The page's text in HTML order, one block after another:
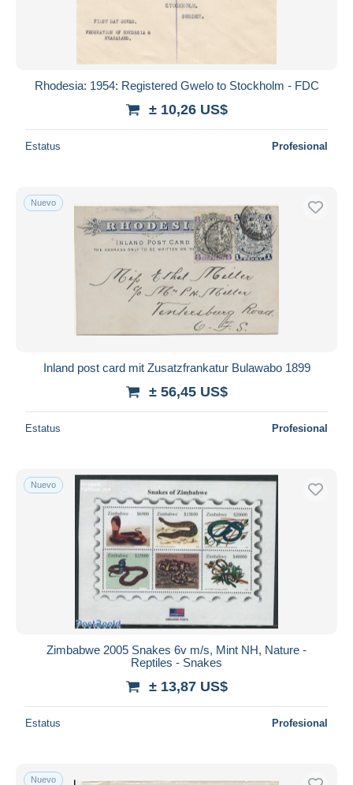
Rhodesia: 1954: Registered Gwelo to Stockholm - FDC
± 10,26 US$
Estatus Profesional
Nuevo
Inland post card mit Zusatzfrankatur Bulawabo 1899
± 56,45 US$
Estatus Profesional
Nuevo
Zimbabwe 2005 Snakes 6v m/s, Mint NH, Nature -
Reptiles - Snakes
± 13,87 US$
Estatus Profesional
Nuevo